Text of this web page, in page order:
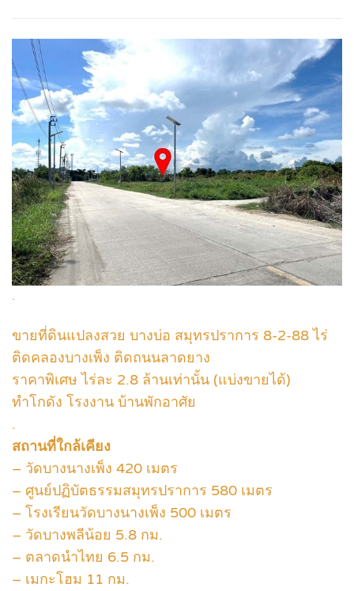
.
ขายที่ดินแปลงสวย บางบ่อ สมุทรปราการ 8-2-88 ไร่
ติดคลองบางเพ็ง ติดถนนลาดยาง
ราคาพิเศษ ไร่ละ 2.8 ล้านเท่านั้น (แบ่งขายได้)
ทำโกดัง โรงงาน บ้านพักอาศัย
.
สถานที่ใกล้เคียง
– วัดบางนางเพ็ง 420 เมตร
– ศูนย์ปฏิบัตธรรมสมุทรปราการ 580 เมตร
– โรงเรียนวัดบางนางเพ็ง 500 เมตร
– วัดบางพลีน้อย 5.8 กม.
– ตลาดนำไทย 6.5 กม.
– เมกะโฮม 11 กม.